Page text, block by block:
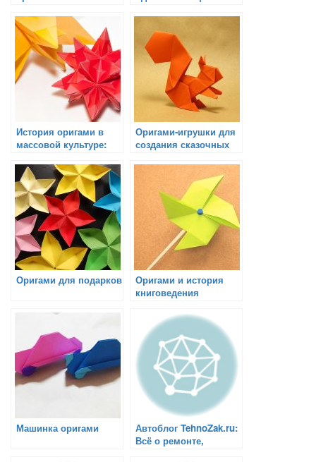
подарок для чтения
яркими эмоциями
История оригами в
массовой культуре:
музыка
Оригами-игрушки для
создания сказочных
Оригами для подарков
Оригами и история
книговедения
Машинка оригами
Автоблог TehnoZak.ru:
Всё о ремонте,